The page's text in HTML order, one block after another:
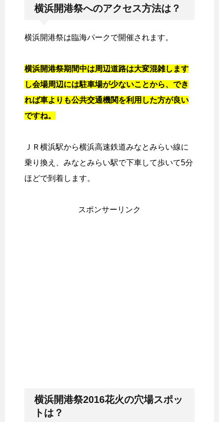
横浜開港祭へのアクセス方法は？
横浜開港祭は臨海パークで開催されます。
横浜開港祭期間中は周辺道路は大変混雑します
し会場周辺には駐車場が少ないことから、でき
れば車よりも公共交通機関を利用した方が良い
ですね。
ＪＲ横浜駅から横浜高速鉄道みなとみらい線に
乗り換え、みなとみらい駅で下車して歩いて5分
ほどで到着します。
スポンサーリンク
横浜開港祭2016花火の穴場スポッ
トは？